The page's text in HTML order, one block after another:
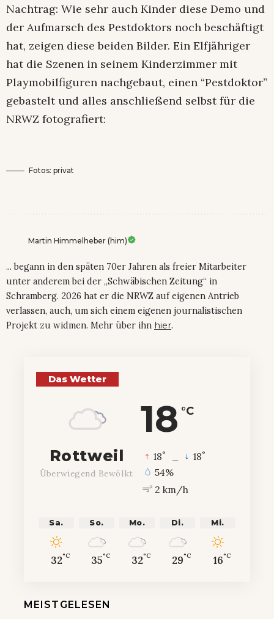
Nachtrag: Wie sehr auch Kinder diese Demo und
der Aufmarsch des Pestdoktors noch beschäftigt
hat, zeigen diese beiden Bilder. Ein Elfjähriger
hat die Szenen in seinem Kinderzimmer mit
Playmobilfiguren nachgebaut, einen “Pestdoktor”
gebastelt und alles anschließend selbst für die
NRWZ fotografiert:
Fotos: privat
Martin Himmelheber (him)
... begann in den späten 70er Jahren als freier Mitarbeiter
unter anderem bei der „Schwäbischen Zeitung“ in
Schramberg. 2026 hat er die NRWZ auf eigenen Antrieb
verlassen, auch, um sich einem eigenen journalistischen
Projekt zu widmen. Mehr über ihn hier.
Das Wetter
18 °C
Rottweil
Überwiegend Bewölkt
18° 18°
54%
2 km/h
Sa.
32°C
So.
35°C
Mo.
32°C
Di.
29°C
Mi.
16°C
MEISTGELESEN